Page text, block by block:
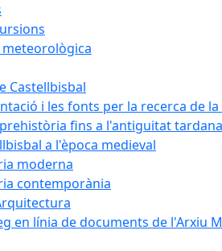
meteorològica
Castellbisbal
i les fonts per la recerca de
fins a l'antiguitat tardana
a l'època medieval
moderna
contemporània
en línia de documents de l'Arxiu